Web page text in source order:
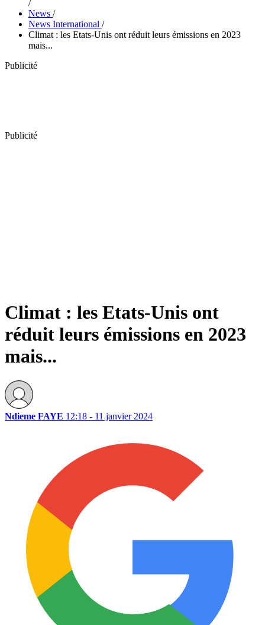
/
News /
News International /
Climat : les Etats-Unis ont réduit leurs émissions en 2023
mais...
Publicité
Publicité
Climat : les Etats-Unis ont
réduit leurs émissions en 2023
mais...
Ndieme FAYE 12:18 - 11 janvier 2024